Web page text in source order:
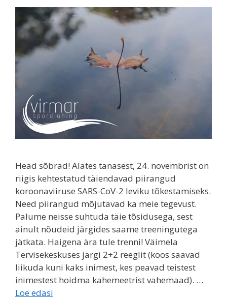
Head sõbrad! Alates tänasest, 24. novembrist on
riigis kehtestatud täiendavad piirangud
koroonaviiruse SARS-CoV-2 leviku tõkestamiseks.
Need piirangud mõjutavad ka meie tegevust.
Palume neisse suhtuda täie tõsidusega, sest
ainult nõudeid järgides saame treeningutega
jätkata. Haigena ära tule trenni! Väimela
Tervisekeskuses järgi 2+2 reeglit (koos saavad
liikuda kuni kaks inimest, kes peavad teistest
inimestest hoidma kahemeetrist vahemaad). …
Loe edasi